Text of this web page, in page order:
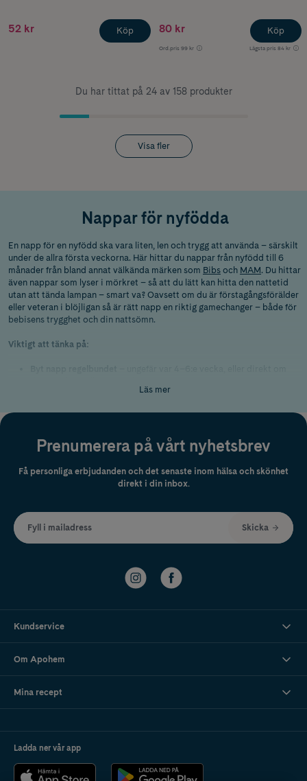
52 kr Köp 80 kr
Ord.pris 99 kr Lägsta pris 84 kr
Köp
Du har tittat på 24 av 158 produkter
Visa fler
Nappar för nyfödda
En napp för en nyfödd ska vara liten, len och trygg att använda – särskilt
under de allra första veckorna. Här hittar du nappar från nyfödd till 6
månader från bland annat välkända märken som Bibs och MAM. Du hittar
även nappar som lyser i mörkret – så att du lätt kan hitta den nattetid
utan att tända lampan – smart va? Oavsett om du är förstagångsförälder
eller veteran i blöjligan så är rätt napp en riktig gamechanger – både för
bebisens trygghet och din nattsömn.
Viktigt att tänka på:
Kontrollera nappen varje dag– dra i sugdelen och inspektera den
noggrant så att den inte är trasig.
sug eller obehag.
Läs mer
Prenumerera på vårt nyhetsbrev
Få personliga erbjudanden och det senaste inom hälsa och skönhet
direkt i din inbox.
Fyll i mailadress Skicka
Kundservice
Om Apohem
Mina recept
Ladda ner vår app